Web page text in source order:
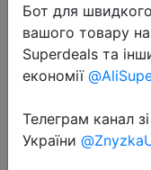
2022-10-22
Бот для
вашого товару
Superdeals та
економії
Телеграм канал
України